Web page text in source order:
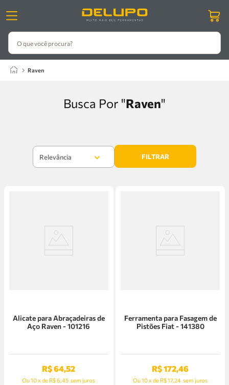
O que você procura?
raven
Raven
Relevância FILTRAR
Alicate para Abraçadeiras de
Aço Raven - 101216
R$64,52
Ou10xde R$ 6,45 sem juros
Ferramenta para Fasagem de
Pistões Fiat - 141380
R$172,46
Ou10xde R$ 17,24 sem juros